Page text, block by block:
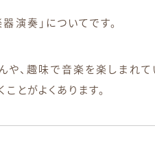
演奏」についてです。
や、趣味で音楽を楽しまれ
とがよくあります。